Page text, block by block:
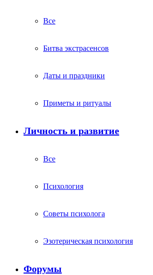
Все
Битва экстрасенсов
Даты и праздники
Приметы и ритуалы
Личность и развитие
Все
Психология
Советы психолога
Эзотерическая психология
Форумы